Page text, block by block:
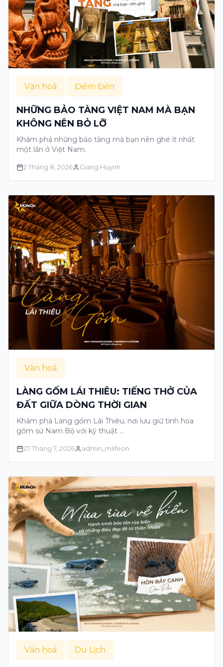
Văn hoá Điểm Đến
NHỮNG BẢO TÀNG VIỆT NAM MÀ BẠN
KHÔNG NÊN BỎ LỠ
Khám phá những bảo tàng mà bạn nên ghé ít nhất
một lần ở Việt Nam.
2 Tháng 8, 2026 Giang Huynh
Văn hoá
LÀNG GỐM LÁI THIÊU: TIẾNG THỞ CỦA
ĐẤT GIỮA DÒNG THỜI GIAN
Khám phá Làng gốm Lái Thiêu, nơi lưu giữ tinh hoa
gốm sứ Nam Bộ với kỹ thuật …
27 Tháng 7, 2026 admin_mlifeon
Văn hoá Du Lịch